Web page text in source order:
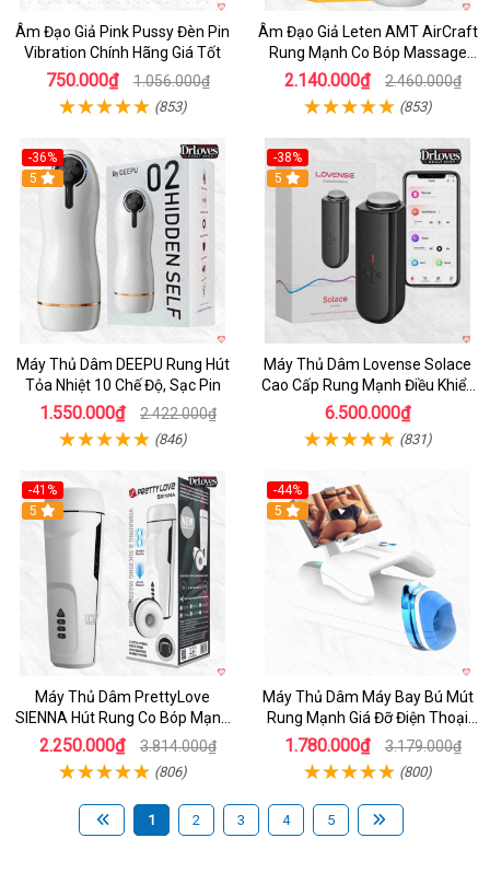
Âm Đạo Giả Pink Pussy Đèn Pin
Vibration Chính Hãng Giá Tốt
750.000₫ 1.056.000₫
(853)
Âm Đạo Giả Leten AMT AirCraft
Rung Mạnh Co Bóp Massage
Êm Ái
2.140.000₫ 2.460.000₫
(853)
-36%
Hot
5
Máy Thủ Dâm DEEPU Rung Hút
Tỏa Nhiệt 10 Chế Độ, Sạc Pin
1.550.000₫ 2.422.000₫
(846)
-38%
Hot
5
Máy Thủ Dâm Lovense Solace
Cao Cấp Rung Mạnh Điều Khiển
App
6.500.000₫
(831)
-41%
Hot
5
Máy Thủ Dâm PrettyLove
SIENNA Hút Rung Co Bóp Mạnh
Mẽ Nam
2.250.000₫ 3.814.000₫
(806)
-44%
Hot
5
Máy Thủ Dâm Máy Bay Bú Mút
Rung Mạnh Giá Đỡ Điện Thoại
Chính Hãng
1.780.000₫ 3.179.000₫
(800)
1 2 3 4 5